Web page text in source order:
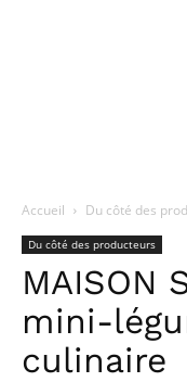
Accueil Du côté des
Du côté des producteurs
MAISON
mini-
culinaire